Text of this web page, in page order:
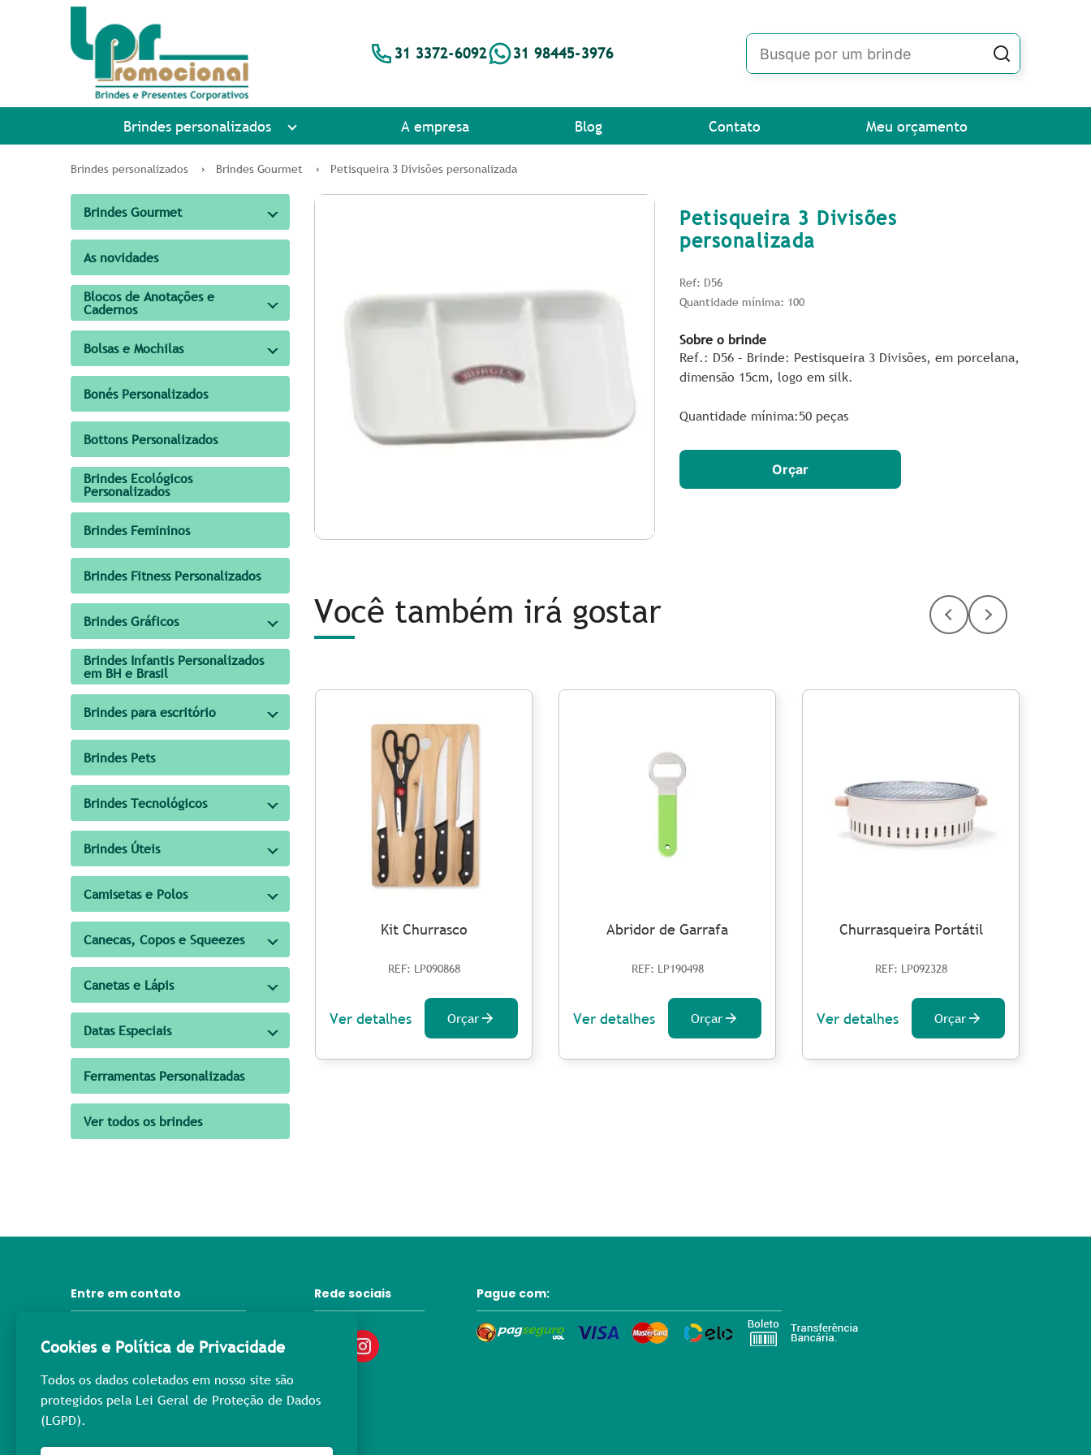
31 3372-6092 31 98445-3976
Brindes personalizados A empresa Blog Contato Meu orçamento
Brindes personalizados Brindes Gourmet Petisqueira 3 Divisões personalizada
Brindes Gourmet
As novidades
Blocos de Anotações e
Cadernos
Bolsas e Mochilas
Bonés Personalizados
Bottons Personalizados
Brindes Ecológicos
Personalizados
Brindes Femininos
Brindes Fitness Personalizados
Brindes Gráficos
Brindes Infantis Personalizados
em BH e Brasil
Brindes para escritório
Brindes Pets
Brindes Tecnológicos
Brindes Úteis
Camisetas e Polos
Canecas, Copos e Squeezes
Canetas e Lápis
Datas Especiais
Ferramentas Personalizadas
Ver todos os brindes
Petisqueira 3 Divisões
personalizada
Ref: D56
Quantidade mínima: 100
Sobre o brinde
Ref.: D56 – Brinde: Pestisqueira 3 Divisões, em porcelana,
dimensão 15cm, logo em silk.
Quantidade mínima:50 peças
Orçar
Você também irá gostar
Kit Churrasco
REF: LP090868
Ver detalhes Orçar
Abridor de Garrafa
REF: LP190498
Ver detalhes Orçar
Churrasqueira Portátil
REF: LP092328
Ver detalhes Orçar
Entre em contato
31 3372-6092
31 98445-3976
Rede sociais Pague com:
Cookies e Política de Privacidade
Todos os dados coletados em nosso site são
protegidos pela Lei Geral de Proteção de Dados
(LGPD).